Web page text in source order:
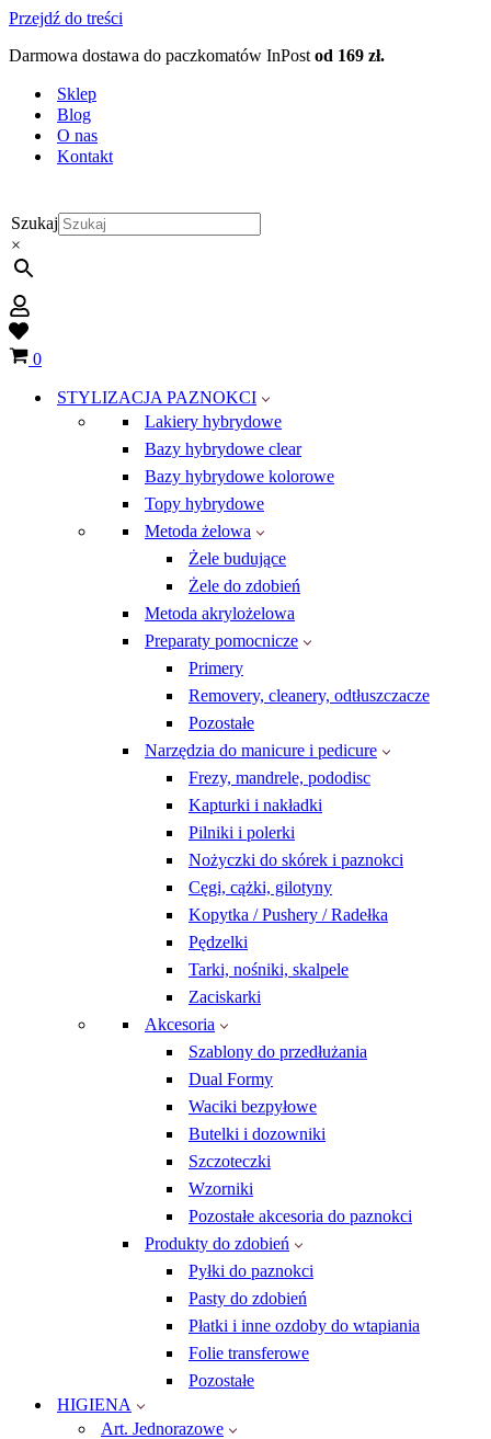
Przejdź do treści
Darmowa dostawa do paczkomatów InPost od 169 zł.
Sklep
Blog
O nas
Kontakt
Szukaj
×
Wish
listKoszyk
0
STYLIZACJA PAZNOKCI
Lakiery hybrydowe
Bazy hybrydowe clear
Bazy hybrydowe kolorowe
Topy hybrydowe
Metoda żelowa
Żele budujące
Żele do zdobień
Metoda akrylożelowa
Preparaty pomocnicze
Primery
Removery, cleanery, odtłuszczacze
Pozostałe
Narzędzia do manicure i pedicure
Frezy, mandrele, pododisc
Kapturki i nakładki
Pilniki i polerki
Nożyczki do skórek i paznokci
Cęgi, cążki, gilotyny
Kopytka / Pushery / Radełka
Pędzelki
Tarki, nośniki, skalpele
Zaciskarki
Akcesoria
Szablony do przedłużania
Dual Formy
Waciki bezpyłowe
Butelki i dozowniki
Szczoteczki
Wzorniki
Pozostałe akcesoria do paznokci
Produkty do zdobień
Pyłki do paznokci
Pasty do zdobień
Płatki i inne ozdoby do wtapiania
Folie transferowe
Pozostałe
HIGIENA
Art. Jednorazowe